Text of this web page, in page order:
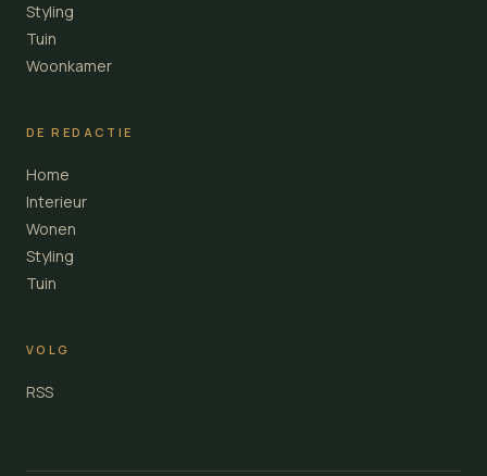
Styling
Tuin
Woonkamer
DE REDACTIE
Home
Interieur
Wonen
Styling
Tuin
VOLG
RSS